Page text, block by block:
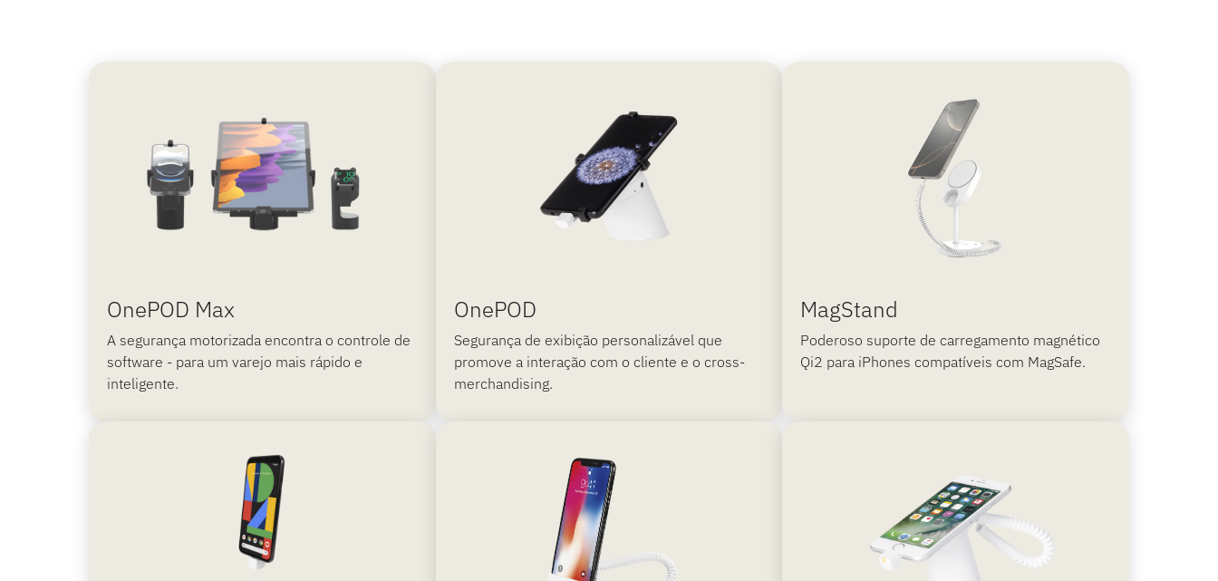
OnePOD Max
A segurança motorizada encontra o controle de
software - para um varejo mais rápido e
inteligente.
OnePOD
Segurança de exibição personalizável que
promove a interação com o cliente e o cross-
merchandising.
MagStand
Poderoso suporte de carregamento magnético
Qi2 para iPhones compatíveis com MagSafe.